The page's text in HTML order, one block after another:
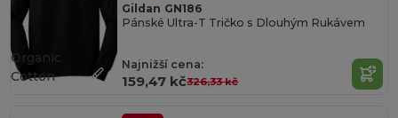
Gildan GN186
Pánské Ultra-T Tričko s Dlouhým Rukávem
Najnižší cena:
159,47 kč326,33 kč
Organic
Cotton